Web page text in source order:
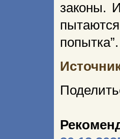
законы.
попытка”.